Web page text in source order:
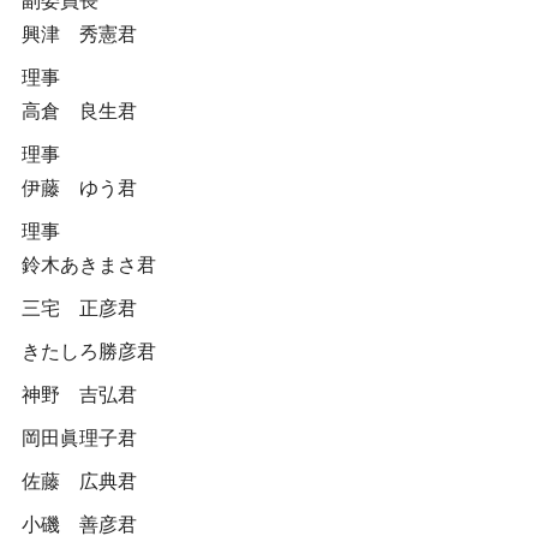
興津 秀憲君
理事
高倉 良生君
理事
伊藤 ゆう君
理事
鈴木あきまさ君
三宅 正彦君
きたしろ勝彦君
神野 吉弘君
岡田眞理子君
佐藤 広典君
小磯 善彦君